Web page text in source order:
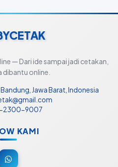
— Dari ide sampai jadi cetakan,
dibantu online.
Jawa Barat, Indonesia
2300-9007
KAMI